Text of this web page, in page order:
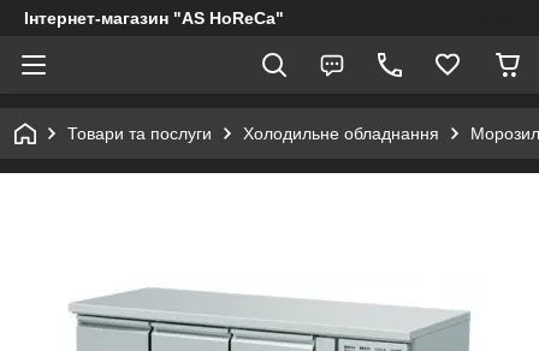
Інтернет-магазин "AS HoReCa"
Товари та послуги Холодильне обладнання